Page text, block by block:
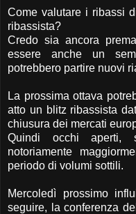
Come valutare i ribassi
ribassista?
Credo sia ancora
essere anche un
potrebbero partire nuovi
La prossima ottava
atto un blitz ribassista
chiusura dei mercati
Quindi occhi aperti,
notoriamente
periodo di volumi sottili.
Mercoledì prossimo
seguire, la conferenza